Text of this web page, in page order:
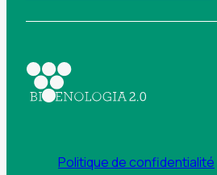
Politique de confidentialité